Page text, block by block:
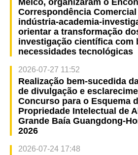
Melco, organizaram o
Correspondência
indústria-academia-
orientar a transformação
investigação científica com
necessidades tecnológicas
2026-07-27 11:52
Realização bem-sucedida
de divulgação e
Concurso para o Esquema
Propriedade Intelectual de
Grande Baía Guangdong-
2026
2026-07-24 17:48